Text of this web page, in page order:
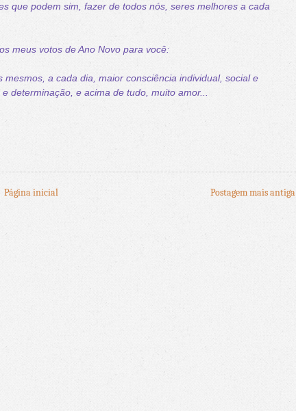
que podem sim, fazer de todos nós, seres melhores a cada
meus votos de Ano Novo para você:
mesmos, a cada dia, maior consciência individual, social e
determinação, e acima de tudo, muito amor...
Postagem mais antiga
Página inicial